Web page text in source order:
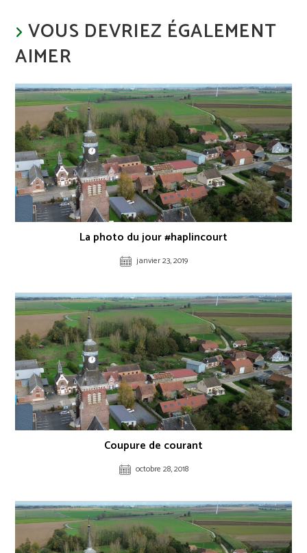
VOUS DEVRIEZ ÉGALEMENT
AIMER
La photo du jour #haplincourt
janvier 23, 2019
Coupure de courant
octobre 28, 2018